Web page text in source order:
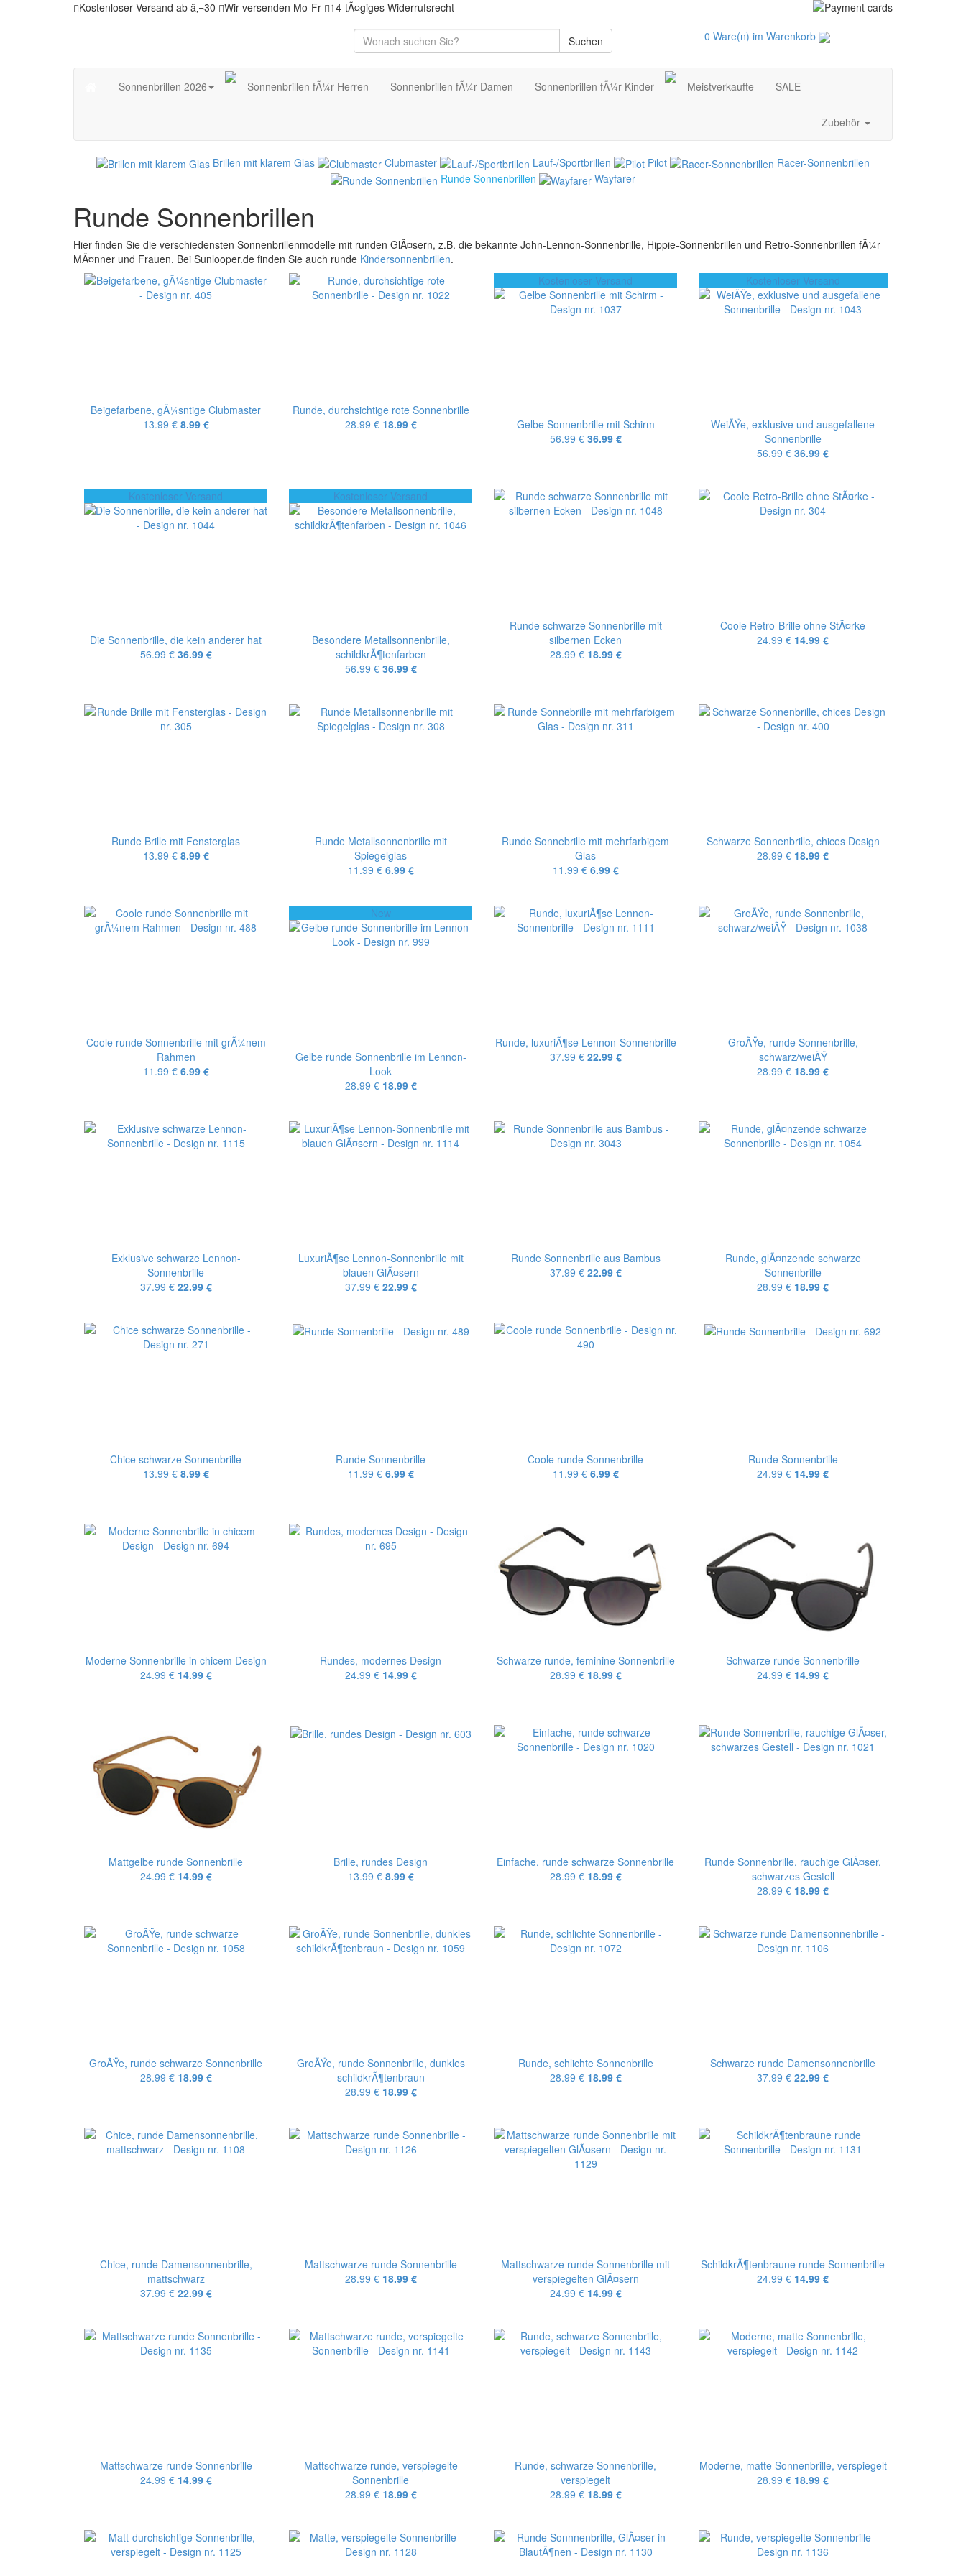
Kostenloser Versand ab â‚¬30 Wir versenden Mo-Fr 14-tÃ¤giges Widerrufsrecht
Suchen 0 Ware(n) im Warenkorb
Sonnenbrillen 2026 Sonnenbrillen fÃ¼r Herren Sonnenbrillen fÃ¼r Damen Sonnenbrillen fÃ¼r Kinder Meistverkaufte SALE
Zubehör
Brillen mit klarem Glas Clubmaster Lauf-/Sportbrillen Pilot
Racer-Sonnenbrillen
Runde Sonnenbrillen
Wayfarer
Runde Sonnenbrillen
Hier finden Sie die verschiedensten Sonnenbrillenmodelle mit runden GlÃ¤sern, z.B. die bekannte John-Lennon-Sonnenbrille, Hippie-Sonnenbrillen und Retro-Sonnenbrillen fÃ¼r
MÃ¤nner und Frauen. Bei Sunlooper.de finden Sie auch runde Kindersonnenbrillen.
Beigefarbene, gÃ¼sntige Clubmaster
13.99 € 8.99 €
Runde, durchsichtige rote Sonnenbrille
28.99 € 18.99 €
Kostenloser Versand
Gelbe Sonnenbrille mit Schirm
56.99 € 36.99 €
Kostenloser Versand
WeiÃŸe, exklusive und ausgefallene
Sonnenbrille
56.99 € 36.99 €
Kostenloser Versand
Die Sonnenbrille, die kein anderer hat
56.99 € 36.99 €
Kostenloser Versand
Besondere Metallsonnenbrille,
schildkrÃ¶tenfarben
56.99 € 36.99 €
Runde schwarze Sonnenbrille mit
silbernen Ecken
28.99 € 18.99 €
Coole Retro-Brille ohne StÃ¤rke
24.99 € 14.99 €
Runde Brille mit Fensterglas
13.99 € 8.99 €
Runde Metallsonnenbrille mit
Spiegelglas
11.99 € 6.99 €
Runde Sonnebrille mit mehrfarbigem
Glas
11.99 € 6.99 €
Schwarze Sonnenbrille, chices Design
28.99 € 18.99 €
Coole runde Sonnenbrille mit grÃ¼nem
Rahmen
11.99 € 6.99 €
New
Gelbe runde Sonnenbrille im Lennon-
Look
28.99 € 18.99 €
Runde, luxuriÃ¶se Lennon-Sonnenbrille
37.99 € 22.99 €
GroÃŸe, runde Sonnenbrille,
schwarz/weiÃŸ
28.99 € 18.99 €
Exklusive schwarze Lennon-
Sonnenbrille
37.99 € 22.99 €
LuxuriÃ¶se Lennon-Sonnenbrille mit
blauen GlÃ¤sern
37.99 € 22.99 €
Runde Sonnenbrille aus Bambus
37.99 € 22.99 €
Runde, glÃ¤nzende schwarze
Sonnenbrille
28.99 € 18.99 €
Chice schwarze Sonnenbrille
13.99 € 8.99 €
Runde Sonnenbrille
11.99 € 6.99 €
Coole runde Sonnenbrille
11.99 € 6.99 €
Runde Sonnenbrille
24.99 € 14.99 €
Moderne Sonnenbrille in chicem Design
24.99 € 14.99 €
Rundes, modernes Design
24.99 € 14.99 €
Schwarze runde, feminine Sonnenbrille
28.99 € 18.99 €
Schwarze runde Sonnenbrille
24.99 € 14.99 €
Mattgelbe runde Sonnenbrille
24.99 € 14.99 €
Brille, rundes Design
13.99 € 8.99 €
Einfache, runde schwarze Sonnenbrille
28.99 € 18.99 €
Runde Sonnenbrille, rauchige GlÃ¤ser,
schwarzes Gestell
28.99 € 18.99 €
GroÃŸe, runde schwarze Sonnenbrille
28.99 € 18.99 €
GroÃŸe, runde Sonnenbrille, dunkles
schildkrÃ¶tenbraun
28.99 € 18.99 €
Runde, schlichte Sonnenbrille
28.99 € 18.99 €
Schwarze runde Damensonnenbrille
37.99 € 22.99 €
Chice, runde Damensonnenbrille,
mattschwarz
37.99 € 22.99 €
Mattschwarze runde Sonnenbrille
28.99 € 18.99 €
Mattschwarze runde Sonnenbrille mit
verspiegelten GlÃ¤sern
24.99 € 14.99 €
SchildkrÃ¶tenbraune runde Sonnenbrille
24.99 € 14.99 €
Mattschwarze runde Sonnenbrille
24.99 € 14.99 €
Mattschwarze runde, verspiegelte
Sonnenbrille
28.99 € 18.99 €
Runde, schwarze Sonnenbrille,
verspiegelt
28.99 € 18.99 €
Moderne, matte Sonnenbrille, verspiegelt
28.99 € 18.99 €